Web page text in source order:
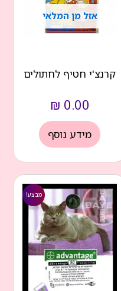
אזל מן המלאי
קרנצ'י חטיף לחתולים
₪ 0.00
מידע נוסף
מבצע!
המחיר
המקורי
היה:
₪ 170.00.
המחיר
הנוכחי
הוא:
₪ 129.00.